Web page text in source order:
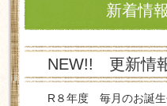
新着情
NEW!! 更新情
R８年度 毎月のお誕